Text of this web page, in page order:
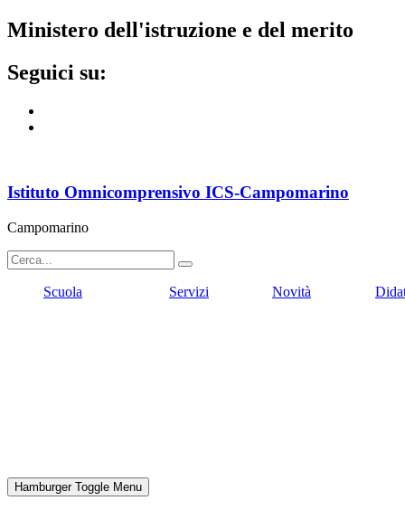
ministero dell'istruzione e del merito
seguici su:
Istituto Omnicomprensivo ICS-Campomarino
Campomarino
Scuola Servizi Novità
Hamburger Toggle Menu